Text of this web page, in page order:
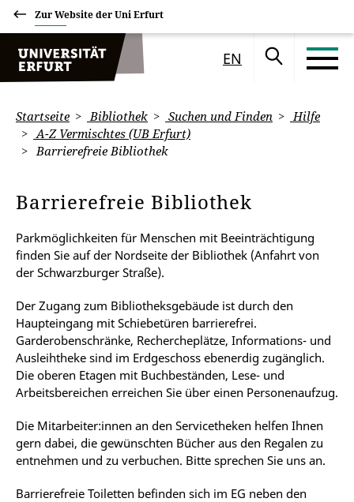
Zur Website der Uni Erfurt
EN
Startseite Bibliothek Suchen und Finden
Hilfe
A-Z Vermischtes (UB Erfurt)
Barrierefreie Bibliothek
Barrierefreie Bibliothek
Parkmöglichkeiten für Menschen mit Beeinträchtigung
finden Sie auf der Nordseite der Bibliothek (Anfahrt von
der Schwarzburger Straße).
Der Zugang zum Bibliotheksgebäude ist durch den
Haupteingang mit Schiebetüren barrierefrei.
Garderobenschränke, Rechercheplätze, Informations- und
Ausleihtheke sind im Erdgeschoss ebenerdig zugänglich.
Die oberen Etagen mit Buchbeständen, Lese- und
Arbeitsbereichen erreichen Sie über einen Personenaufzug.
Die Mitarbeiter:innen an den Servicetheken helfen Ihnen
gern dabei, die gewünschten Bücher aus den Regalen zu
entnehmen und zu verbuchen. Bitte sprechen Sie uns an.
Barrierefreie Toiletten befinden sich im EG neben den